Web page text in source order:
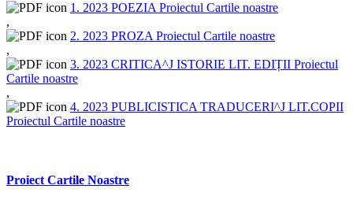
1. 2023 POEZIA Proiectul Cartile noastre
,
2. 2023 PROZA Proiectul Cartile noastre
,
3. 2023 CRITICA^J ISTORIE LIT. EDIȚII Proiectul
Cartile noastre
,
4. 2023 PUBLICISTICA TRADUCERI^J LIT.COPII
Proiectul Cartile noastre
Proiect Cartile Noastre